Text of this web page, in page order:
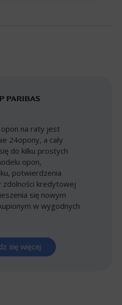
opon na raty jest
24opony, a cały
do kilku prostych
opon,
potwierdzenia
zdolności kredytowej
się nowym
w wygodnych
się więcej